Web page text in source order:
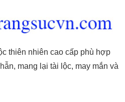
thiên nhiên cao cấp phù hợp
mang lại tài lộc, may mắn và